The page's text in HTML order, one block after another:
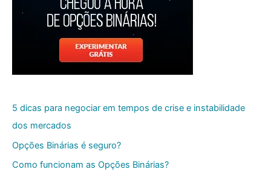
5 dicas para negociar em tempos de crise e instabilidade
dos mercados
Opções Binárias é seguro?
Como funcionam as Opções Binárias?